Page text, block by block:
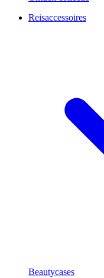
Reisaccessoires
Beautycases